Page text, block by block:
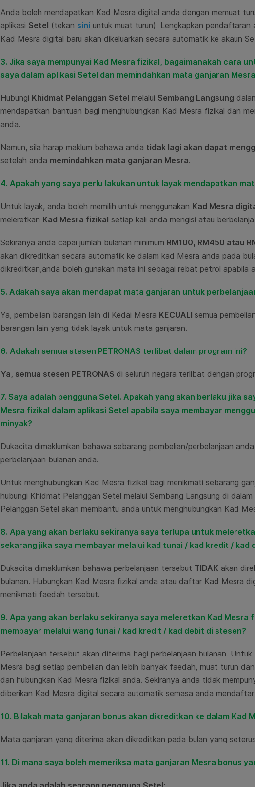
Anda boleh mendapatkan Kad Mesra digital anda dengan memuat
aplikasi Setel (tekan sini untuk muat turun). Lengkapkan pendaftaran
Kad Mesra digital baru akan dikeluarkan secara automatik ke akaun
3. Jika saya mempunyai Kad Mesra fizikal, bagaimanakah cara
saya dalam aplikasi Setel dan memindahkan mata ganjaran
Hubungi Khidmat Pelanggan Setel melalui Sembang Langsung
mendapatkan bantuan bagi menghubungkan Kad Mesra fizikal dan
anda.
Namun, sila harap maklum bahawa anda tidak lagi akan dapat
setelah anda memindahkan mata ganjaran Mesra.
4. Apakah yang saya perlu lakukan untuk layak mendapatkan
Untuk layak, anda boleh memilih untuk menggunakan Kad Mesra
meleretkan Kad Mesra fizikal setiap kali anda mengisi atau
Sekiranya anda capai jumlah bulanan minimum RM100, RM450 atau
akan dikreditkan secara automatik ke dalam kad Mesra anda pada
dikreditkan,anda boleh gunakan mata ini sebagai rebat petrol apabila
5. Adakah saya akan mendapat mata ganjaran untuk
Ya, pembelian barangan lain di Kedai Mesra KECUALI semua
barangan lain yang tidak layak untuk mata ganjaran.
6. Adakah semua stesen PETRONAS terlibat dalam program ini?
Ya, semua stesen PETRONAS di seluruh negara terlibat dengan
7. Saya adalah pengguna Setel. Apakah yang akan berlaku jika
Mesra fizikal dalam aplikasi Setel apabila saya membayar
minyak?
Dukacita dimaklumkan bahawa sebarang pembelian/perbelanjaan anda
perbelanjaan bulanan anda.
Untuk menghubungkan Kad Mesra fizikal bagi menikmati sebarang
hubungi Khidmat Pelanggan Setel melalui Sembang Langsung di
Pelanggan Setel akan membantu anda untuk menghubungkan Kad
8. Apa yang akan berlaku sekiranya saya terlupa untuk
sekarang jika saya membayar melalui kad tunai / kad kredit / kad
Dukacita dimaklumkan bahawa perbelanjaan tersebut TIDAK akan
bulanan. Hubungkan Kad Mesra fizikal anda atau daftar Kad Mesra
menikmati faedah tersebut.
9. Apa yang akan berlaku sekiranya saya meleretkan Kad Mesra
membayar melalui wang tunai / kad kredit / kad debit di stesen?
Perbelanjaan tersebut akan diterima bagi perbelanjaan bulanan.
Mesra bagi setiap pembelian dan lebih banyak faedah, muat turun
dan hubungkan Kad Mesra fizikal anda. Sekiranya anda tidak
diberikan Kad Mesra digital secara automatik semasa anda
10. Bilakah mata ganjaran bonus akan dikreditkan ke dalam Kad
Mata ganjaran yang diterima akan dikreditkan pada bulan yang
11. Di mana saya boleh memeriksa mata ganjaran Mesra bonus